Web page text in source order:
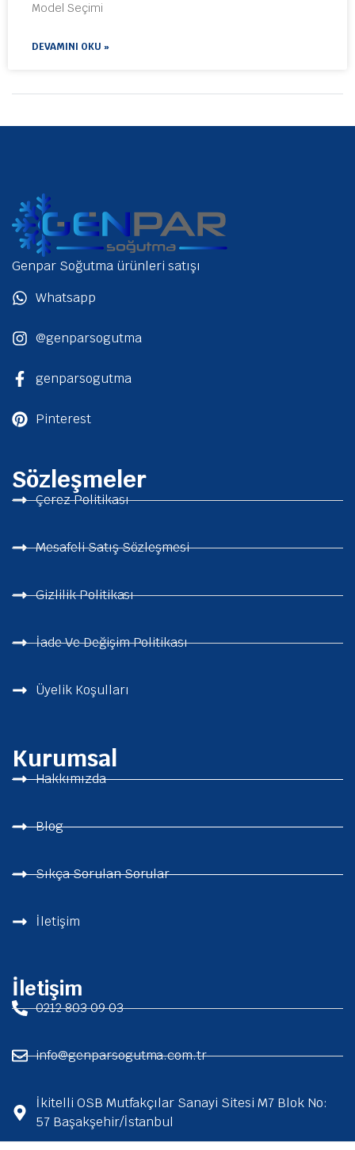
Model Seçimi
DEVAMINI OKU »
Genpar Soğutma ürünleri satışı
Whatsapp
@genparsogutma
genparsogutma
Pinterest
Sözleşmeler
Çerez Politikası
Mesafeli Satış Sözleşmesi
Gizlilik Politikası
İade Ve Değişim Politikası
Üyelik Koşulları
Kurumsal
Hakkımızda
Blog
Sıkça Sorulan Sorular
İletişim
İletişim
0212 803 09 03
info@genparsogutma.com.tr
İkitelli OSB Mutfakçılar Sanayi Sitesi M7 Blok No:
57 Başakşehir/İstanbul